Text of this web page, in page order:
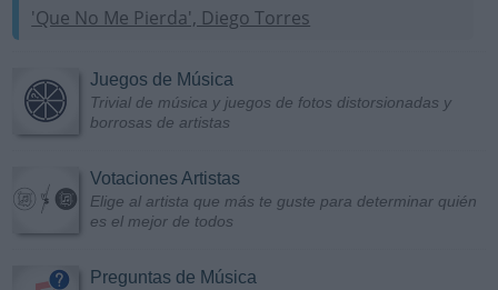
'Que No Me Pierda', Diego Torres
Juegos de Música
Trivial de música y juegos de fotos distorsionadas y
borrosas de artistas
Votaciones Artistas
Elige al artista que más te guste para determinar quién
es el mejor de todos
Preguntas de Música